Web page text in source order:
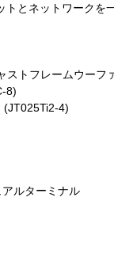
とネットワークを一
ストフレームウーフ
8)
(JT025Ti2-4)
ルターミナル